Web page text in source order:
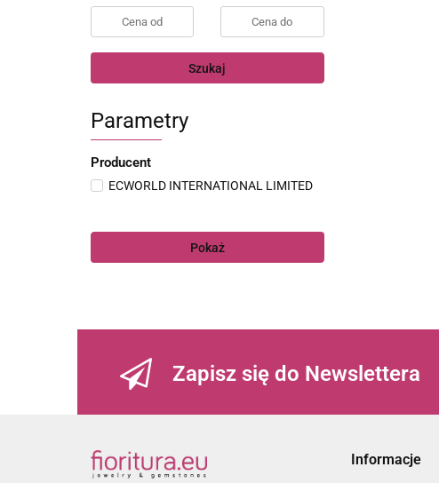
Szukaj
Parametry
Producent
ECWORLD INTERNATIONAL LIMITED
Pokaż
Zapisz się do Newslettera
Informacje